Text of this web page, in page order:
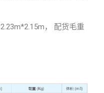
， 配货毛重